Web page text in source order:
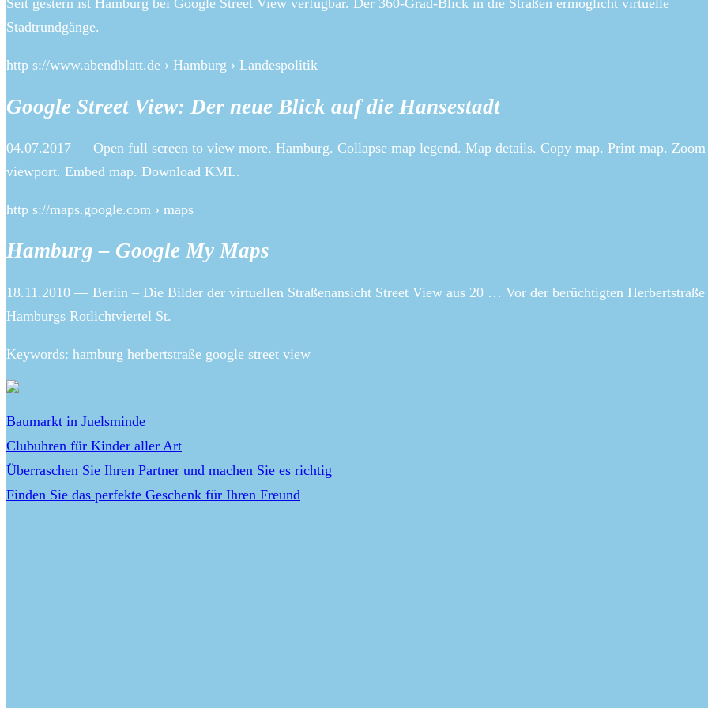
Seit gestern ist Hamburg bei Google Street View verfügbar. Der 360-Grad-Blick in die Straßen ermöglicht virtuelle
Stadtrundgänge.
http s://www.abendblatt.de › Hamburg › Landespolitik
Google Street View: Der neue Blick auf die Hansestadt
04.07.2017 — Open full screen to view more. Hamburg. Collapse map legend. Map details. Copy map. Print map.
viewport. Embed map. Download KML.
http s://maps.google.com › maps
Hamburg – Google My Maps
18.11.2010 — Berlin – Die Bilder der virtuellen Straßenansicht Street View aus 20 … Vor der berüchtigten Herbertstraße
Hamburgs Rotlichtviertel St.
Keywords: hamburg herbertstraße google street view
Baumarkt in Juelsminde
Clubuhren für Kinder aller Art
Überraschen Sie Ihren Partner und machen Sie es richtig
Finden Sie das perfekte Geschenk für Ihren Freund